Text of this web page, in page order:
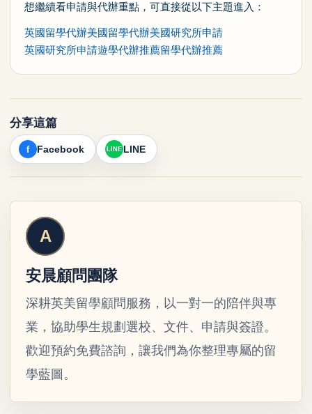
想繼續看申請與代辦重點，可直接從以下主題進入：
英國留學代辦美國留學代辦美國研究所申請
英國研究所申請遊學代辦推薦留學代辦推薦
分享這篇
Facebook LINE
安晨顧問團隊
深耕英美留學顧問服務，以一對一的陪伴與專
業，協助學生規劃選校、文件、申請與簽證。
歡迎預約免費諮詢，讓我們為你整理專屬的留
學藍圖。